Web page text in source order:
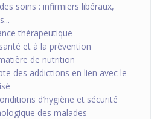
soins : infirmiers libéraux,
thérapeutique
et à la prévention
de nutrition
des addictions en lien avec le
d’hygiène et sécurité
des malades